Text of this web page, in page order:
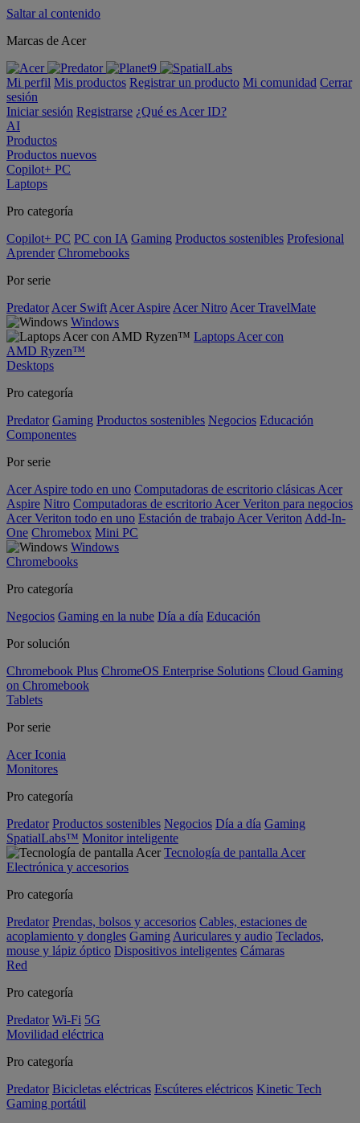
Saltar al contenido
Marcas de Acer
Mi perfil Mis productos Registrar un producto Mi comunidad Cerrar
sesión
Iniciar sesión Registrarse ¿Qué es Acer ID?
AI
Productos
Productos nuevos
Copilot+ PC
Laptops
Pro categoría
Copilot+ PC PC con IA Gaming Productos sostenibles Profesional
Aprender Chromebooks
Por serie
Predator Acer Swift Acer Aspire Acer Nitro Acer TravelMate
Windows
Laptops Acer con
AMD Ryzen™
Desktops
Pro categoría
Predator Gaming Productos sostenibles Negocios Educación
Componentes
Por serie
Acer Aspire todo en uno Computadoras de escritorio clásicas Acer
Aspire Nitro Computadoras de escritorio Acer Veriton para negocios
Acer Veriton todo en uno Estación de trabajo Acer Veriton Add-In-
One Chromebox Mini PC
Windows
Chromebooks
Pro categoría
Negocios Gaming en la nube Día a día Educación
Por solución
Chromebook Plus ChromeOS Enterprise Solutions Cloud Gaming
on Chromebook
Tablets
Por serie
Acer Iconia
Monitores
Pro categoría
Predator Productos sostenibles Negocios Día a día Gaming
SpatialLabs™ Monitor inteligente
Tecnología de pantalla Acer
Electrónica y accesorios
Pro categoría
Predator Prendas, bolsos y accesorios Cables, estaciones de
acoplamiento y dongles Gaming Auriculares y audio Teclados,
mouse y lápiz óptico Dispositivos inteligentes Cámaras
Red
Pro categoría
Predator Wi-Fi 5G
Movilidad eléctrica
Pro categoría
Predator Bicicletas eléctricas Escúteres eléctricos Kinetic Tech
Gaming portátil